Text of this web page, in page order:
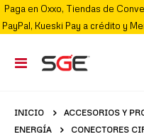
Paga en Oxxo, Tiendas de
PayPal, Kueski Pay a crédito y
Cambiar
Nav
INICIO
ACCESORIOS Y
ENERGÍA
CONECTORES